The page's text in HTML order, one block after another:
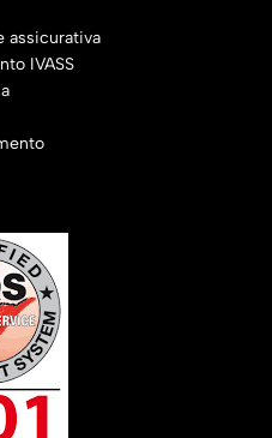
assicurativa
IVASS